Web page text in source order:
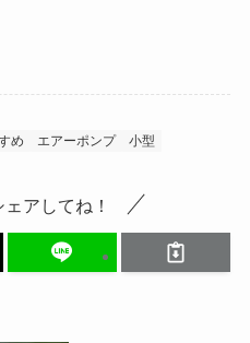
め エアーポンプ 小型
アしてね！